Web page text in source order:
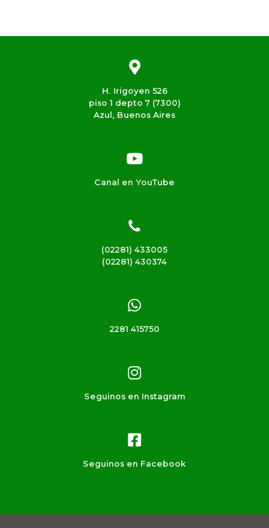
H. Irigoyen 526
piso 1 depto 7 (7300)
Azul, Buenos Aires
Canal en YouTube
(02281) 433005
(02281) 430374
2281 415750
Seguinos en Instagram
Seguinos en Facebook